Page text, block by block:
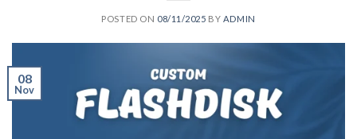
POSTED ON 08/11/2025 BY ADMIN
08
Nov